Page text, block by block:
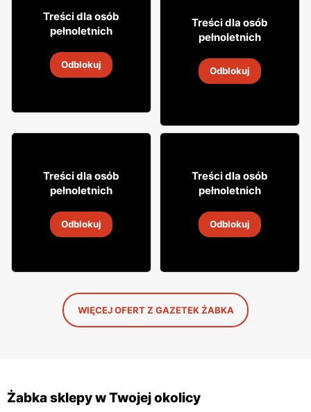
4999
18 sie 2026
Treści dla osób
pełnoletnich
Odblokuj
49
Napój alkoholowy Soplica
18 sie 2026
Treści dla osób
pełnoletnich
Odblokuj
7 99
18 sie 2026
Treści dla osób
pełnoletnich
Odblokuj
1699
18 sie 2026
Treści dla osób
pełnoletnich
Odblokuj
WIĘCEJ OFERT Z GAZETEK ŻABKA
Żabka sklepy w Twojej okolicy